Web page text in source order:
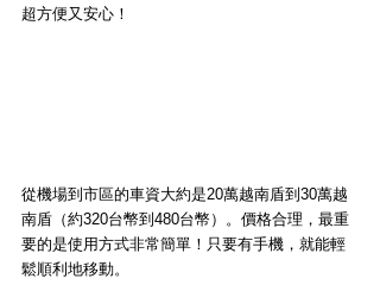
超方便又安心！
從機場到市區的車資大約是20萬越南盾到30萬越
南盾（約320台幣到480台幣）。價格合理，最重
要的是使用方式非常簡單！只要有手機，就能輕
鬆順利地移動。